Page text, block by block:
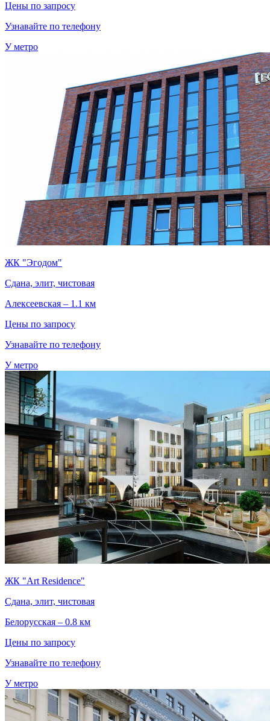
Цены по запросу
Узнавайте по телефону
У метро
ЖК "Эгодом"
Сдана, элит, чистовая
Алексеевская – 1.1 км
Цены по запросу
Узнавайте по телефону
У метро
ЖК "Art Residence"
Сдана, элит, чистовая
Белорусская – 0.8 км
Цены по запросу
Узнавайте по телефону
У метро